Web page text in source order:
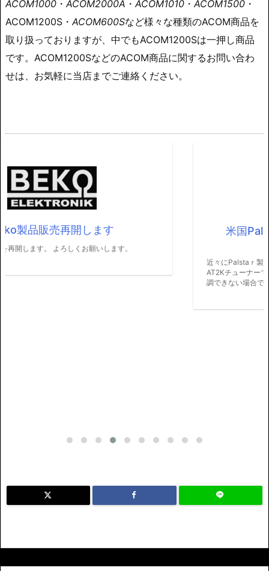
ACOM1000 ・ACOM2000A ・ACOM1010 ・ACOM1500 ・
ACOM1200S・ACOM600Sなど様々な種類のACOM商品を
取り扱っておりますが、中でもACOM1200Sは一押し商品
です。ACOM1200SなどのACOM商品に関するお問い合わ
せは、お気軽に当店までご連絡ください。
米国Palstar社の正規代理店になりまし
た。
近々にPalstaｒ製品入荷します。 当店一押しは、何と言っても
AT2Kチューナーです。 SWRが高くてリグ内蔵チューナーでは同